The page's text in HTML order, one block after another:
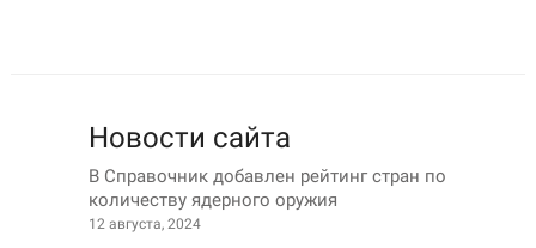
Новости сайта
В Справочник добавлен рейтинг стран по
количеству ядерного оружия
12 августа, 2024